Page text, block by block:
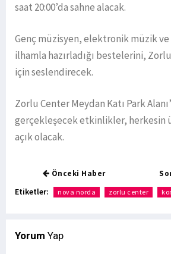
saat 20:00’da sahne alacak.
Genç müzisyen, elektronik müzik ve
ilhamla hazırladığı bestelerini,
için seslendirecek.
Zorlu Center Meydan Katı Park
gerçekleşecek etkinlikler, herkesin
açık olacak.
Önceki Haber
Etiketler: nova norda zorlu center
Yorum Yap